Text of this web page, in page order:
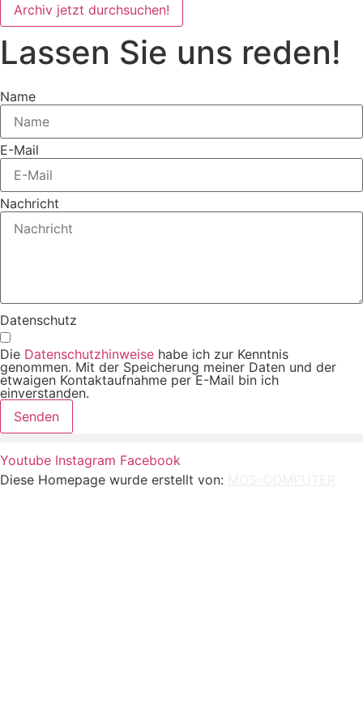
Archiv jetzt durchsuchen!
Lassen Sie uns reden!
Name
E-Mail
Nachricht
Datenschutz
Die Datenschutzhinweise habe ich zur Kenntnis
genommen. Mit der Speicherung meiner Daten und der
etwaigen Kontaktaufnahme per E-Mail bin ich
einverstanden.
Senden
Youtube Instagram Facebook
Diese Homepage wurde erstellt von: